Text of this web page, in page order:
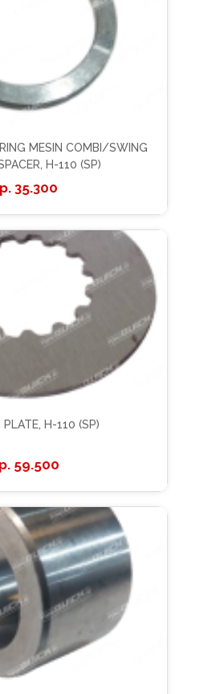
MESIN COMBI/SWING
H-110 (SP)
35.300
PLATE, H-110 (SP)
59.500